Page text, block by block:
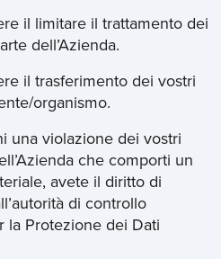
il limitare il trattamento dei
dell’Azienda.
il trasferimento dei vostri
organismo.
una violazione dei vostri
che comporti un
avete il diritto di
di controllo
la Protezione dei Dati